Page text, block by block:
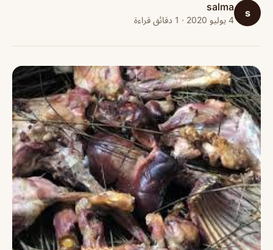
s
salma
4 يوليو 2020 · 1 دقائق قراءة